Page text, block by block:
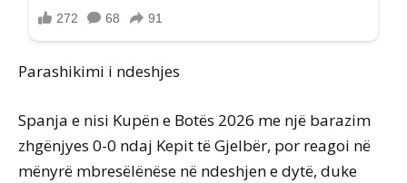
Parashikimi i ndeshjes
Spanja e nisi Kupën e Botës 2026 me një barazim
zhgënjyes 0-0 ndaj Kepit të Gjelbër, por reagoi në
mënyrë mbresëlënëse në ndeshjen e dytë, duke